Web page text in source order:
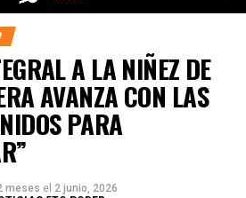
A LA NIÑEZ DE
AVANZA CON LAS
PARA
meses el 2 junio, 2026